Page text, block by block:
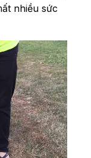
nhiều sức